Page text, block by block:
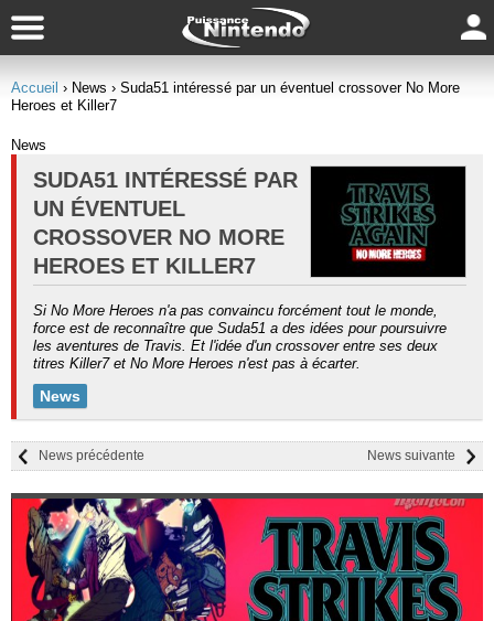
Accueil › News › Suda51 intéressé par un éventuel crossover No More
Heroes et Killer7
News
SUDA51 INTÉRESSÉ PAR
UN ÉVENTUEL
CROSSOVER NO MORE
HEROES ET KILLER7
Si No More Heroes n'a pas convaincu forcément tout le monde,
force est de reconnaître que Suda51 a des idées pour poursuivre
les aventures de Travis. Et l'idée d'un crossover entre ses deux
titres Killer7 et No More Heroes n'est pas à écarter.
News
News suivante
News précédente